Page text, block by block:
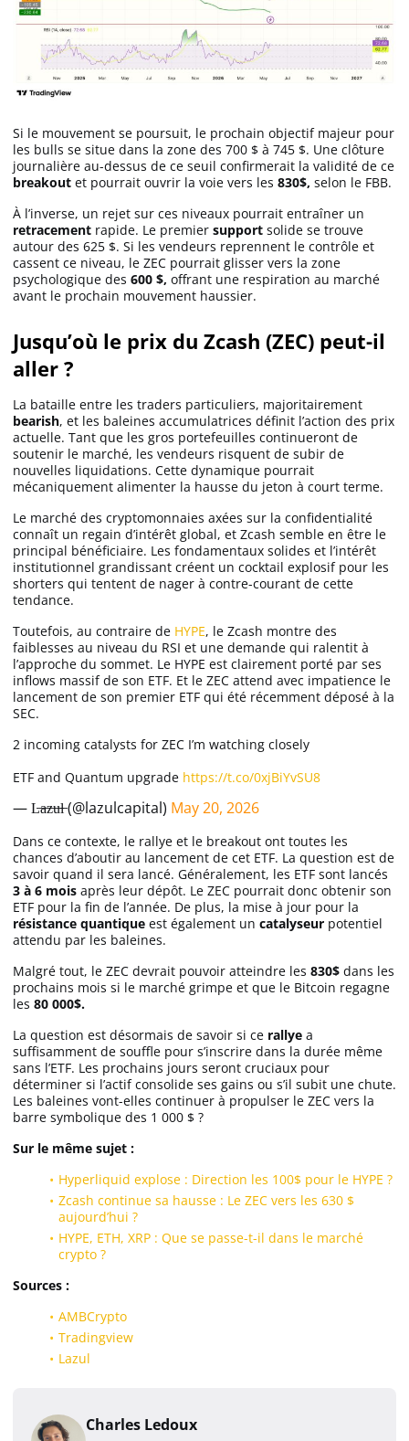
Si le mouvement se poursuit, le prochain objectif majeur pour
les bulls se situe dans la zone des 700 $ à 745 $. Une clôture
journalière au-dessus de ce seuil confirmerait la validité de ce
breakout et pourrait ouvrir la voie vers les 830$, selon le FBB.
À l’inverse, un rejet sur ces niveaux pourrait entraîner un
retracement rapide. Le premier support solide se trouve
autour des 625 $. Si les vendeurs reprennent le contrôle et
cassent ce niveau, le ZEC pourrait glisser vers la zone
psychologique des 600 $, offrant une respiration au marché
avant le prochain mouvement haussier.
Jusqu’où le prix du Zcash (ZEC) peut-il
aller ?
La bataille entre les traders particuliers, majoritairement
bearish, et les baleines accumulatrices définit l’action des prix
actuelle. Tant que les gros portefeuilles continueront de
soutenir le marché, les vendeurs risquent de subir de
nouvelles liquidations. Cette dynamique pourrait
mécaniquement alimenter la hausse du jeton à court terme.
Le marché des cryptomonnaies axées sur la confidentialité
connaît un regain d’intérêt global, et Zcash semble en être le
principal bénéficiaire. Les fondamentaux solides et l’intérêt
institutionnel grandissant créent un cocktail explosif pour les
shorters qui tentent de nager à contre-courant de cette
tendance.
Toutefois, au contraire de HYPE, le Zcash montre des
faiblesses au niveau du RSI et une demande qui ralentit à
l’approche du sommet. Le HYPE est clairement porté par ses
inflows massif de son ETF. Et le ZEC attend avec impatience le
lancement de son premier ETF qui été récemment déposé à la
SEC.
2 incoming catalysts for ZEC I’m watching closely
ETF and Quantum upgrade https://t.co/0xjBiYvSU8
— L̶a̶z̶u̶l̶ (@lazulcapital) May 20, 2026
Dans ce contexte, le rallye et le breakout ont toutes les
chances d’aboutir au lancement de cet ETF. La question est de
savoir quand il sera lancé. Généralement, les ETF sont lancés
3 à 6 mois après leur dépôt. Le ZEC pourrait donc obtenir son
ETF pour la fin de l’année. De plus, la mise à jour pour la
résistance quantique est également un catalyseur potentiel
attendu par les baleines.
Malgré tout, le ZEC devrait pouvoir atteindre les 830$ dans les
prochains mois si le marché grimpe et que le Bitcoin regagne
les 80 000$.
La question est désormais de savoir si ce rallye a
suffisamment de souffle pour s’inscrire dans la durée même
sans l’ETF. Les prochains jours seront cruciaux pour
déterminer si l’actif consolide ses gains ou s’il subit une chute.
Les baleines vont-elles continuer à propulser le ZEC vers la
barre symbolique des 1 000 $ ?
Sur le même sujet :
Hyperliquid explose : Direction les 100$ pour le HYPE ?
Zcash continue sa hausse : Le ZEC vers les 630 $
aujourd’hui ?
HYPE, ETH, XRP : Que se passe-t-il dans le marché
crypto ?
Sources :
AMBCrypto
Tradingview
Lazul
Charles Ledoux